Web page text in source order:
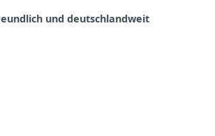
und deutschlandweit